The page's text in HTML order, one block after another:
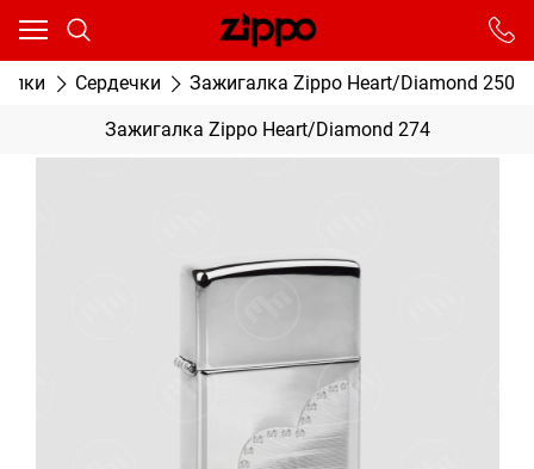
Сердечки Зажигалка Zippo Heart/Diamond 250
Зажигалка Zippo Heart/Diamond 274
Ваш город - Москва,
От выбранного города зависят сроки доставки